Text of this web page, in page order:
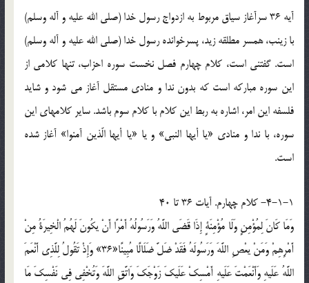
آيه 36 سرآغاز سياق مربوط به ازدواج رسول خدا (صلي الله عليه و آله وسلم)
با زينب، همسر مطلقه زيد، پسرخوانده رسول خدا (صلي الله عليه و آله وسلم)
است. گفتني است، کلام چهارم فصل نخست سوره احزاب، تنها کلامي از
اين سوره مبارکه است که بدون ندا و منادي مستقل آغاز مي شود و شايد
فلسفه اين امر، اشاره به ربط اين کلام با کلام سوم باشد. ساير کلامهاي اين
سوره، با ندا و منادي «يا أيها النبي» و يا «يا أيها الّذين آمنوا» آغاز شده
است.
4-1-1- کلام چهارم. آيات 36 تا 40
وَمَا كَانَ لِمُؤْمِنٍ وَلَا مُؤْمِنَةٍ إِذَا قَضَى اللَّهُ وَرَسُولُهُ أَمْرًا أَنْ يكُونَ لَهُمُ الْخِيرَةُ مِنْ
أَمْرِهِمْ وَمَنْ يعْصِ اللَّهَ وَرَسُولَهُ فَقَدْ ضَلَّ ضَلَالًا مُبِينًا«36» وَإِذْ تَقُولُ لِلَّذِي أَنْعَمَ
اللَّهُ عَلَيهِ وَأَنْعَمْتَ عَلَيهِ أَمْسِكْ عَلَيكَ زَوْجَكَ وَاتَّقِ اللَّهَ وَتُخْفِي فِي نَفْسِكَ مَا